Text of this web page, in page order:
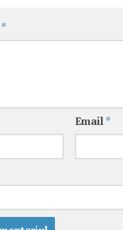
*
Email *